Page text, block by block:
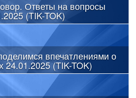
Ответы на вопросы
(TIK-TOK)
впечатлениями о
24.01.2025 (TIK-TOK)